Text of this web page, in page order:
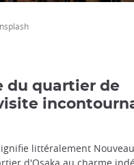
du quartier de
littéralement
d'Osaka au charme